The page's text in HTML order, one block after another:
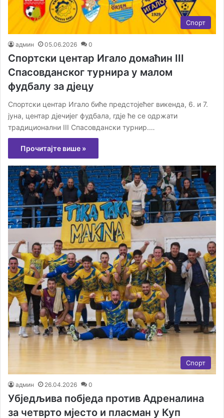
Спорт
админ 05.06.2026 0
Спортски центар Игало домаћин III
Спасовданског турнира у малом
фудбалу за д‌јецу
Спортски центар Игало биће предстојећег викенда, 6. и 7.
јуна, центар д‌јечијег фудбала, гд‌је ће се одржати
традиционални III Спасовдански турнир.…
Прочитајте више »
Спорт
админ 26.04.2026 0
Убједљива побједа против Адреналина
за четврто мјесто и пласман у Куп